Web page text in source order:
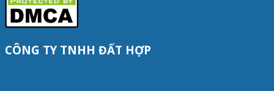
CÔNG TY TNHH ĐẤT HỢP